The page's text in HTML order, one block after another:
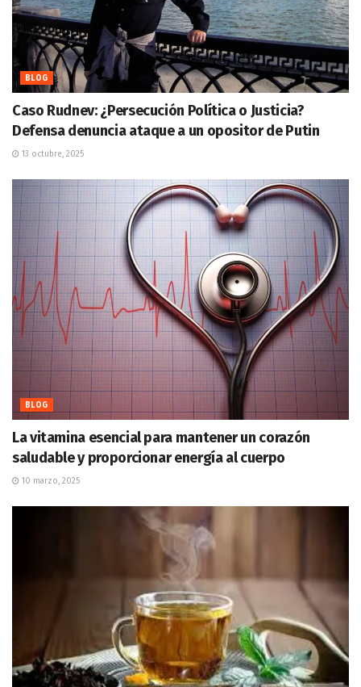
BLOG
Caso Rudnev: ¿Persecución Política o Justicia?
Defensa denuncia ataque a un opositor de Putin
13 octubre, 2025
BLOG
La vitamina esencial para mantener un corazón
saludable y proporcionar energía al cuerpo
10 marzo, 2025